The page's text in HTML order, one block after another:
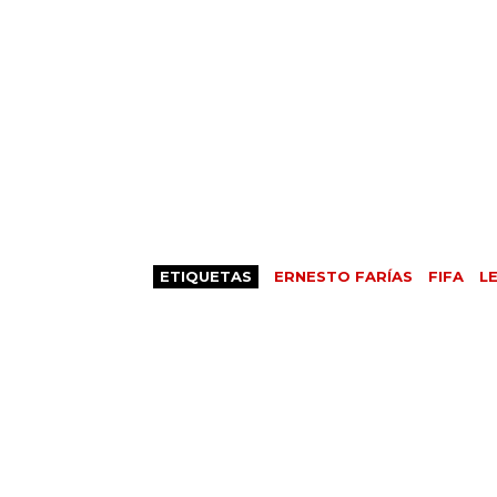
ETIQUETAS ERNESTO FARÍAS FIFA